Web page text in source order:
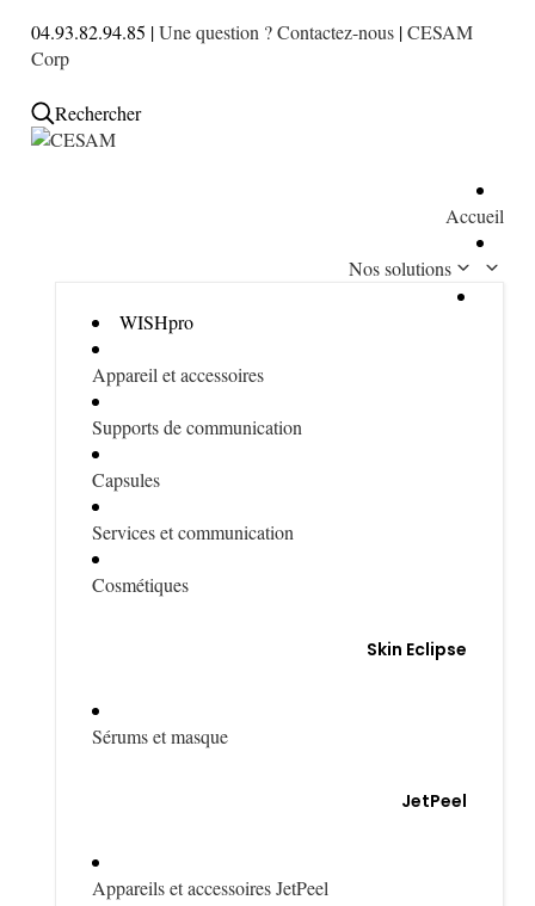
04.93.82.94.85 |Une question ? Contactez-nous |CESAM
Corp
Rechercher
Accueil
Nos solutions
WISHpro
Appareil et accessoires
Supports de communication
Capsules
Services et communication
Cosmétiques
Skin Eclipse
Sérums et masque
JetPeel
Appareils et accessoires JetPeel